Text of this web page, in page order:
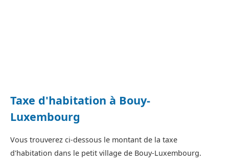
Taxe d'habitation à Bouy-
Luxembourg
Vous trouverez ci-dessous le montant de la taxe
d'habitation dans le petit village de Bouy-Luxembourg.